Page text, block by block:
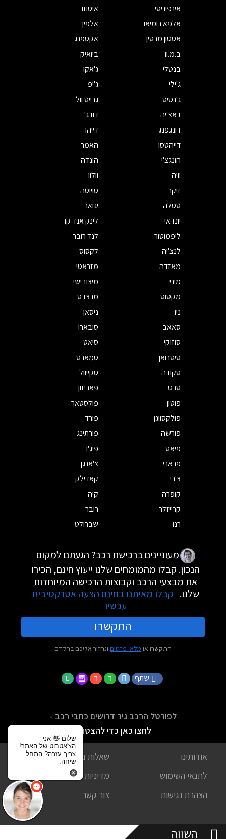
אינפיניטי
איסוזו
אלפא רומיאו
אלפין
אסטון מרטין
אקספנג
ב.מ.וו
ביואיק
בנטלי
ג'אקו
ג'ילי
ג'יפ
ג'נסיס
גרייט וול
דאצ'יה
דודג'
דונגפנג
דייהו
דייהטסו
האמר
הונגצ'י
הונדה
וויה
וולוו
זיקר
טויוטה
טסלה
יגואר
יונדאי
לינק אנד קו
ליפמוטור
לנד רובר
לנצ'יה
לקסוס
מאזדה
מזראטי
מיני
מיצובישי
מקסוס
מרצדס
ניו
ניסאן
סאאב
סובארו
סוזוקי
סיאט
סיטרואן
סמארט
סקודה
סקייוול
סרס
פאריזון
פוטון
פולסטאר
פולקסווגן
פורד
פורשה
פורתינג
פיאט
פיג'ו
פרארי
צ'אנגן
צ'רי
קאדילק
קופרה
קיה
קרייזלר
רובר
רנו
שברולט
מעוניינים ברכישת רכב? הגעתם למקום
הנכון. קבלו מהמומחים שלנו ייעוץ חינם, הכירו
את מבצעי הרכב וקבוצות הרכישה המיוחדות
שלנו. קבלו מאיתנו בחינם הצעה אטרקטיבית
עכשיו
התקשרו
התקשרו או מלאו פרטים ונחזור אליכם בהקדם
שתף
לפורטל הרכב גיר דרושים כתבי רכב -
לחצו כאן כדי להצטרף
אודותינו
שאלות נפוצות
לתנאי השימוש
מדיניות פרטיות
הצהרת נגישות
צור קשר
השווה
שלום 👋 אני
הצ'אטבוט של האתר!
צריך עזרה? התחל
שיחה.